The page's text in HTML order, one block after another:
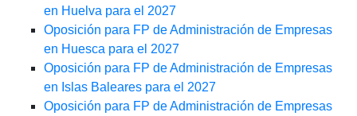
en Huelva para el 2027
Oposición para FP de Administración de Empresas
en Huesca para el 2027
Oposición para FP de Administración de Empresas
en Islas Baleares para el 2027
Oposición para FP de Administración de Empresas